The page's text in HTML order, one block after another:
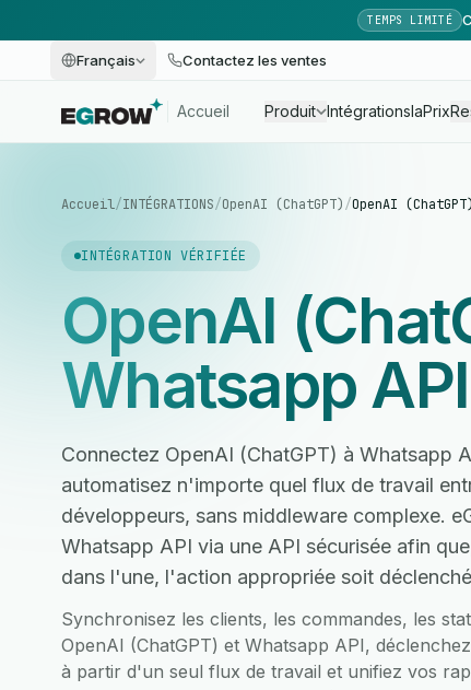
TEMPS LIMITÉ
Français Contactez les ventes
Accueil Produit IntégrationsIaPrix
Accueil/INTÉGRATIONS/OpenAI (ChatGPT)/OpenAI
INTÉGRATION VÉRIFIÉE
OpenAI
Whatsapp API
Connectez OpenAI (ChatGPT) à Whatsapp
automatisez n'importe quel flux de travail
développeurs, sans middleware complexe.
Whatsapp API via une API sécurisée afin
dans l'une, l'action appropriée soit
Synchronisez les clients, les commandes, les
OpenAI (ChatGPT) et Whatsapp API,
à partir d'un seul flux de travail et unifiez vos